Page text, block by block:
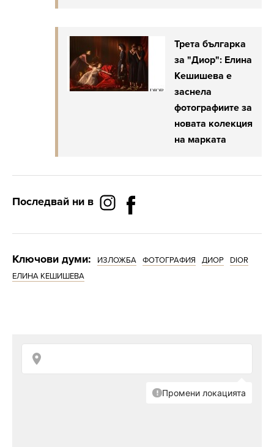
Трета българка
за "Диор": Елина
Кешишева е
заснела
фотографиите за
новата колекция
на марката
Последвай ни в
Ключови думи: ИЗЛОЖБА ФОТОГРАФИЯ ДИОР
DIOR
ЕЛИНА КЕШИШЕВА